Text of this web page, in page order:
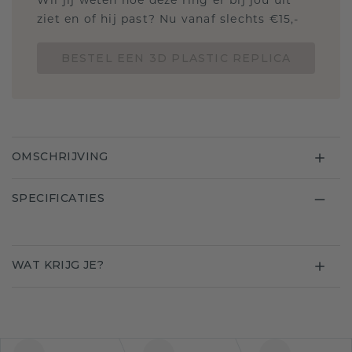
ziet en of hij past? Nu vanaf slechts €15,-
OMSCHRIJVING
SPECIFICATIES
WAT KRIJG JE?